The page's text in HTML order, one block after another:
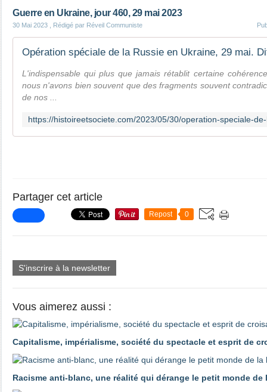
Guerre en Ukraine, jour 460, 29 mai 2023
30 Mai 2023 , Rédigé par Réveil Communiste
L'indispensable qui plus que jamais rétablit certaine
nous n'avons bien souvent que des fragments souvent
de nos ...
Partager cet article
Repost 0
S'inscrire à la newsletter
Vous aimerez aussi :
Capitalisme, impérialisme, société du spectacle et esprit de
Racisme anti-blanc, une réalité qui dérange le petit monde